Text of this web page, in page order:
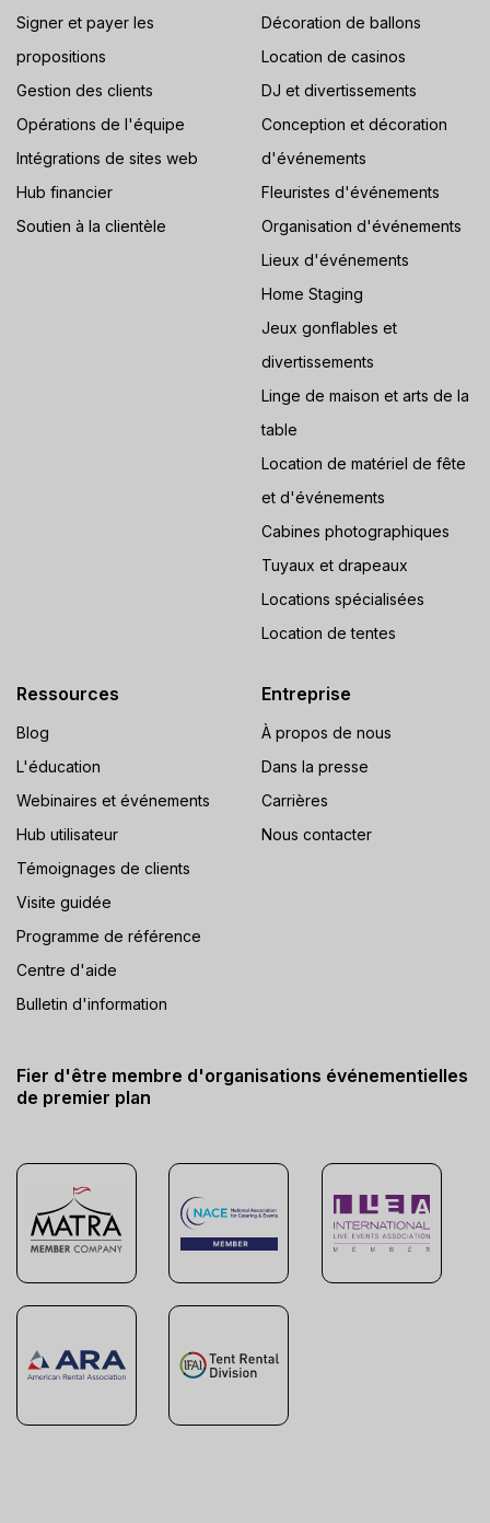
Signer et payer les
propositions
Gestion des clients
Opérations de l'équipe
Intégrations de sites web
Hub financier
Soutien à la clientèle
Décoration de ballons
Location de casinos
DJ et divertissements
Conception et décoration
d'événements
Fleuristes d'événements
Organisation d'événements
Lieux d'événements
Home Staging
Jeux gonflables et
divertissements
Linge de maison et arts de la
table
Location de matériel de fête
et d'événements
Cabines photographiques
Tuyaux et drapeaux
Locations spécialisées
Location de tentes
Ressources
Blog
L'éducation
Webinaires et événements
Hub utilisateur
Témoignages de clients
Visite guidée
Programme de référence
Centre d'aide
Bulletin d'information
Entreprise
À propos de nous
Dans la presse
Carrières
Nous contacter
Fier d'être membre d'organisations événementielles
de premier plan